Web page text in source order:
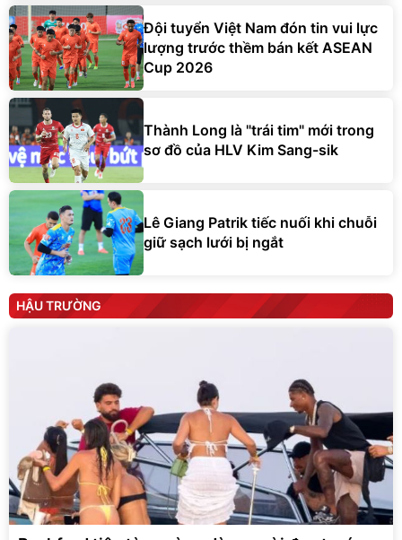
Đội tuyển Việt Nam đón tin vui lực
lượng trước thềm bán kết ASEAN
Cup 2026
Thành Long là "trái tim" mới trong
sơ đồ của HLV Kim Sang-sik
Lê Giang Patrik tiếc nuối khi chuỗi
giữ sạch lưới bị ngắt
HẬU TRƯỜNG